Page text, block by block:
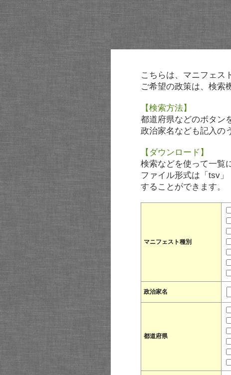
こちらは、マニフェス
ご希望の政策は、検索
【検索方法】
都道府県などのボタン
政治家名なども記入の
【ダウンロード】
検索などを使って一覧
ファイル形式は「tsv
することができます。
マニフェスト種別
政治家名
都道府県